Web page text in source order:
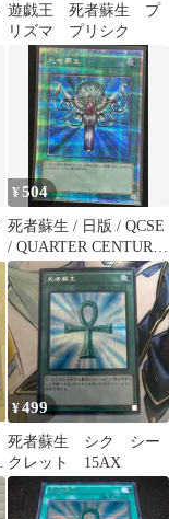
遊戯王 死者蘇生 プ
リズマ プリシク
¥504
死者蘇生 / 日版 / QCSE
/ QUARTER CENTURY
ART COLLECTION /
QCAC-JP023 /
ID:83764718
¥499
死者蘇生 シク シー
クレット 15AX